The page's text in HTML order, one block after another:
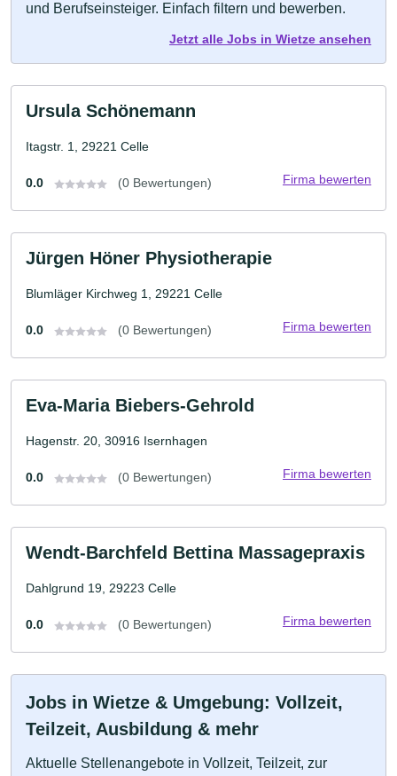
und Berufseinsteiger. Einfach filtern und bewerben.
Jetzt alle Jobs in Wietze ansehen
Ursula Schönemann
Itagstr. 1, 29221 Celle
0.0 (0 Bewertungen) Firma bewerten
Jürgen Höner Physiotherapie
Blumläger Kirchweg 1, 29221 Celle
0.0 (0 Bewertungen) Firma bewerten
Eva-Maria Biebers-Gehrold
Hagenstr. 20, 30916 Isernhagen
0.0 (0 Bewertungen) Firma bewerten
Wendt-Barchfeld Bettina Massagepraxis
Dahlgrund 19, 29223 Celle
0.0 (0 Bewertungen) Firma bewerten
Jobs in Wietze & Umgebung: Vollzeit,
Teilzeit, Ausbildung & mehr
Aktuelle Stellenangebote in Vollzeit, Teilzeit, zur